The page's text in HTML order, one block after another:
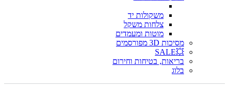
משקולות יד
צלחות משקל
מוטות ומעמדים
מסיכות 3D מפורסמים
💥SALE
בריאות, בטיחות וחירום
בלוג